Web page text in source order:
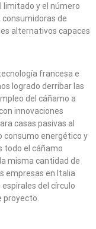
y el número
de
alternativos capaces
francesa e
logrado derribar las
del cáñamo a
innovaciones
casas pasivas al
consumo energético y
todo el cáñamo
misma cantidad de
empresas en Italia
del círculo
proyecto.